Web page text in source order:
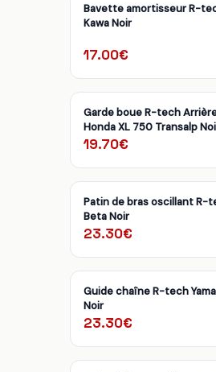
Bavette amortisseur R-
Kawa Noir
17.00€
Garde boue R-tech
Honda XL 750 Transalp
19.70€
Patin de bras oscillant R-
Beta Noir
23.30€
Guide chaîne R-tech
Noir
23.30€